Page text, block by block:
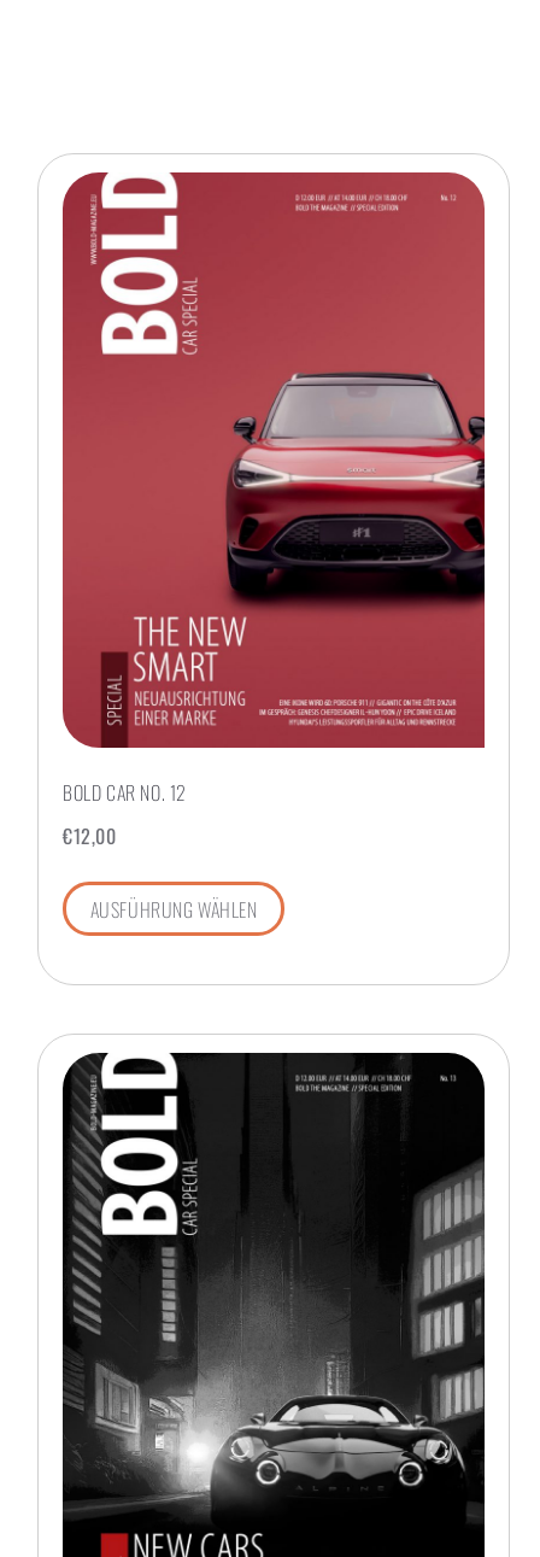
BOLD CAR NO. 12
€12,00
AUSFÜHRUNG WÄHLEN